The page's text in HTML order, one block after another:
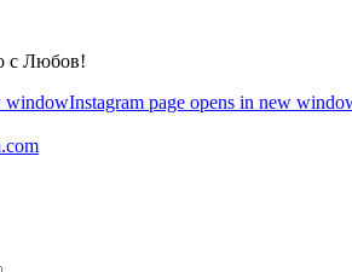
с Любов!
windowInstagram page opens in new